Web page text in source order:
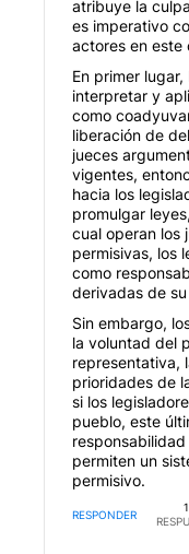
atribuye la
es imperativo
actores en este
En primer
interpretar y
como
liberación de
jueces
vigentes,
hacia los
promulgar
cual operan los
permisivas, los
como
derivadas de
Sin embargo,
la voluntad del
representativa,
prioridades de
si los
pueblo, este
permiten un
permisivo.
RESPONDER
1